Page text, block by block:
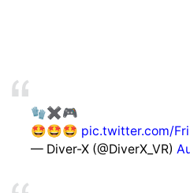
🧤✖️🎮
🤩🤩🤩 pic.twitter.com/
— Diver-X (@DiverX_VR)